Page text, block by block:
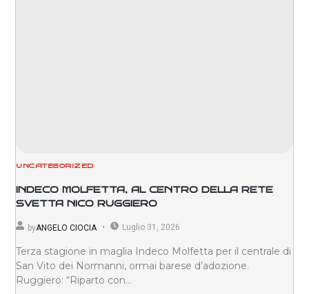
UNCATEGORIZED
INDECO MOLFETTA, AL CENTRO DELLA RETE
SVETTA NICO RUGGIERO
byANGELO CIOCIA Luglio 31, 2026
Terza stagione in maglia Indeco Molfetta per il centrale di
San Vito dei Normanni, ormai barese d’adozione.
Ruggiero: “Riparto con...